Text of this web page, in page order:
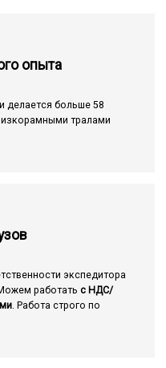
опыта
делается больше 58
тралами
экспедитора
работать с НДС/
. Работа строго по